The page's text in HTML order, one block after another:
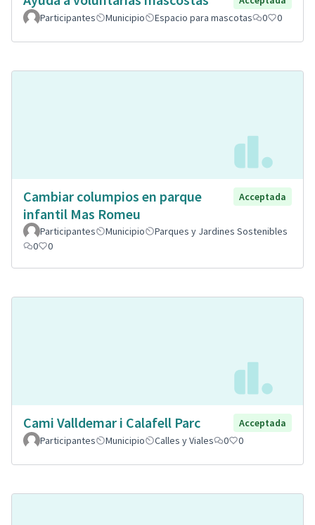
Participantes
Municipio Espacio para mascotas 0 0
Cambiar columpios en parque
infantil Mas Romeu
Acceptada
Participantes Municipio
Parques y Jardines Sostenibles
0
0
Cami Valldemar i Calafell Parc
Acceptada
Participantes
Municipio Calles y Viales 0 0